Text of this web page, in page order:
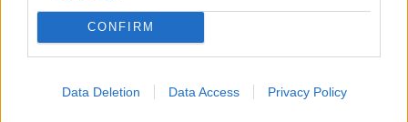
CONFIRM
Data Deletion Data Access Privacy Policy